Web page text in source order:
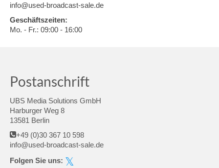
info@used-broadcast-sale.de
Geschäftszeiten:
Mo. - Fr.: 09:00 - 16:00
Postanschrift
UBS Media Solutions GmbH
Harburger Weg 8
13581 Berlin
+49 (0)30 367 10 598
info@used-broadcast-sale.de
Folgen Sie uns: